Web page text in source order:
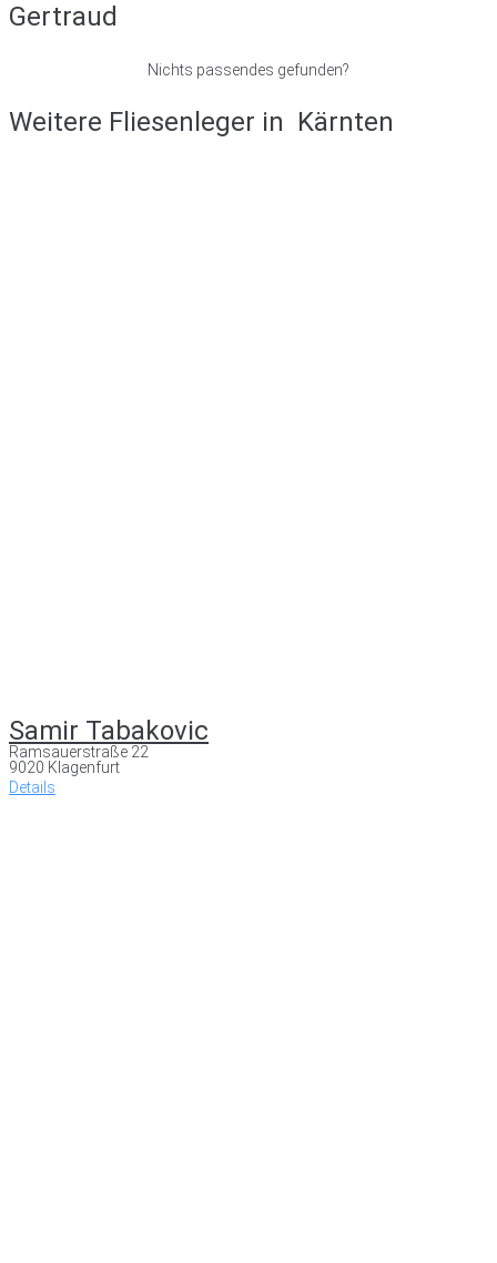
Gertraud
Nichts passendes gefunden?
Weitere Fliesenleger in Kärnten
Samir Tabakovic
Ramsauerstraße 22
9020 Klagenfurt
Details